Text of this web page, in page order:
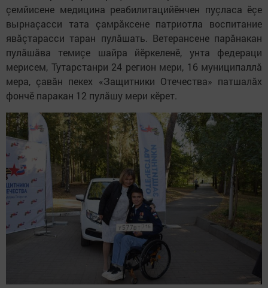
çемйисене медицина реабилитацийӗнчен пуçласа ӗçе
вырнаçасси тата çамрăксене патриотла воспитание
явăçтарасси таран пулăшать. Ветерансене парăнакан
пулăшăва темиçе шайра йӗркеленӗ, унта федераци
мерисем, Тутарстанри 24 регион мери, 16 муниципаллă
мера, çавăн пекех «Защитники Отечества» патшалăх
фончӗ паракан 12 пулăшу мери кӗрет.